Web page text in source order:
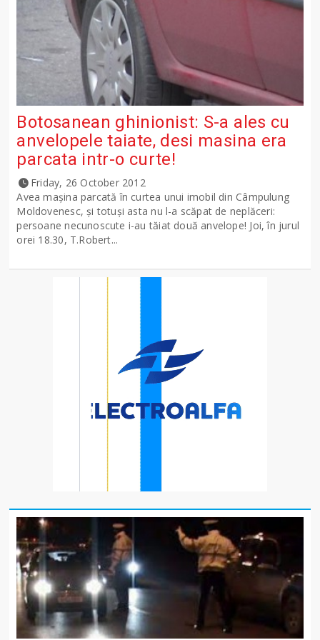
Botosanean ghinionist: S-a ales cu
anvelopele taiate, desi masina era
parcata intr-o curte!
Friday, 26 October 2012
Avea mașina parcată în curtea unui imobil din Câmpulung
Moldovenesc, și totuși asta nu l-a scăpat de neplăceri:
persoane necunoscute i-au tăiat două anvelope! Joi, în jurul
orei 18.30, T.Robert...